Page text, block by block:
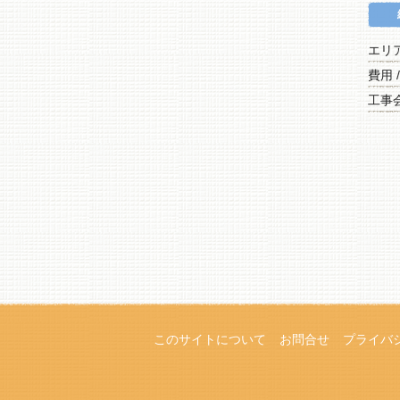
エ
費用
工事
このサイトについて お問合せ プライバ